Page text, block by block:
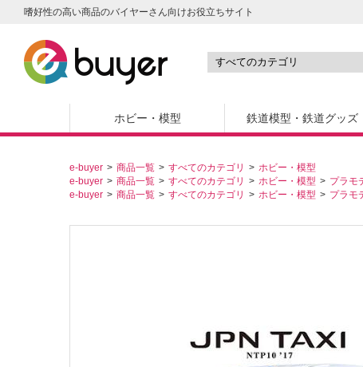
嗜好性の高い商品のバイヤーさん向けお役立ちサイト
ホビー・模型 鉄道模型・鉄道グッズ
e-buyer 商品一覧 すべてのカテゴリ
ホビー・模型
e-buyer
商品一覧 すべてのカテゴリ ホビー・模型
プラモ
e-buyer
商品一覧 すべてのカテゴリ ホビー・模型 プラモ